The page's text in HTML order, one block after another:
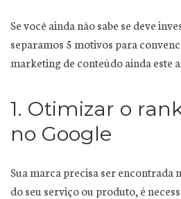
Se você ainda não sabe se deve
separamos 5 motivos para
marketing de conteúdo ainda este
1. Otimizar o
no Google
Sua marca precisa ser encontrada
do seu serviço ou produto, é